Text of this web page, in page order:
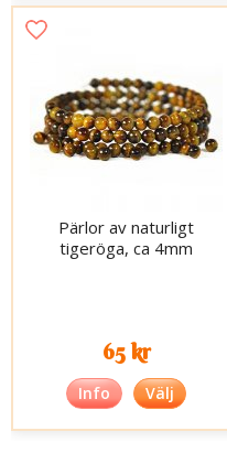
Pärlor av naturligt
tigeröga, ca 4mm
65 kr
Info Välj